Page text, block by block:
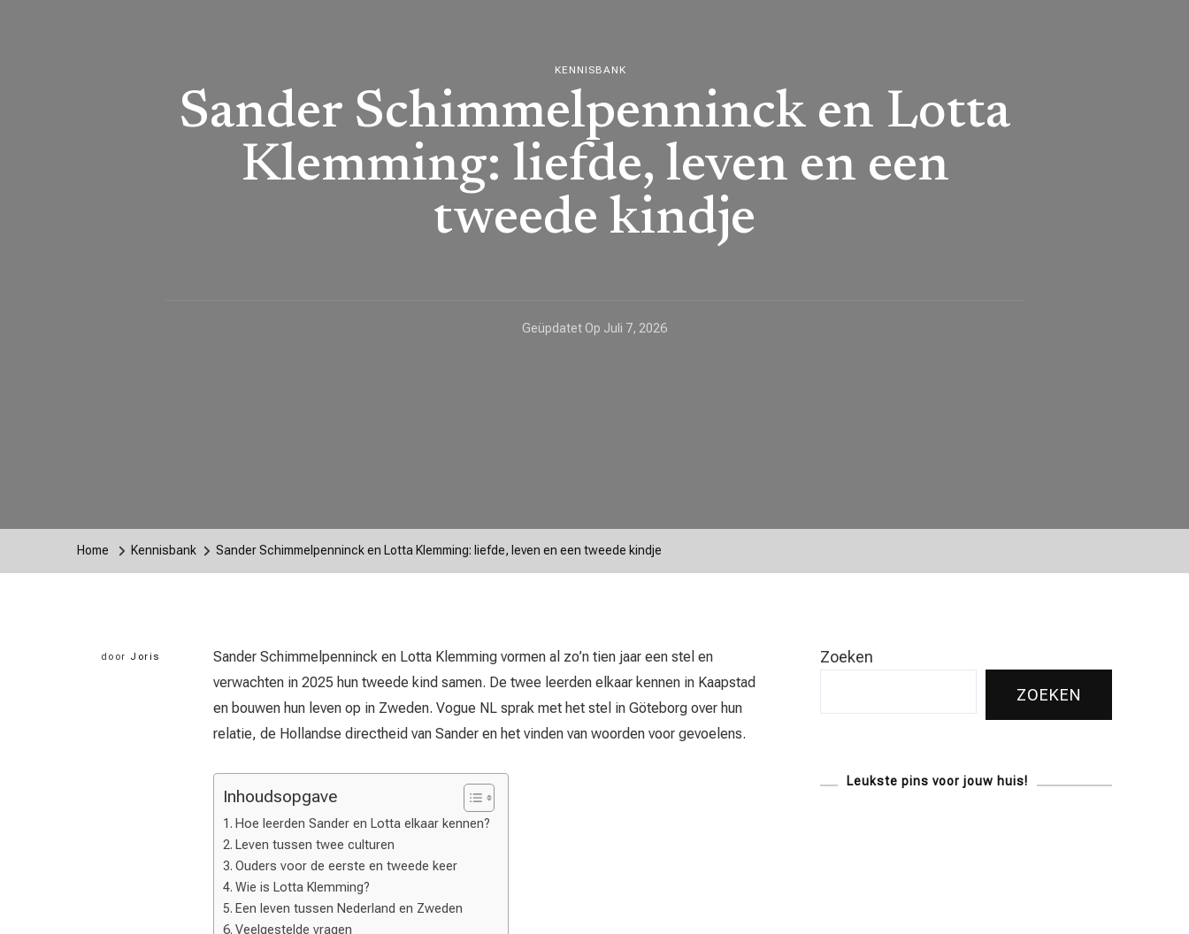
KENNISBANK
Sander Schimmelpenninck en Lotta
Klemming: liefde, leven en een
tweede kindje
Geüpdatet Op Juli 7, 2026
Home Kennisbank Sander Schimmelpenninck en Lotta Klemming: liefde, leven en een tweede kindje
door Joris
Sander Schimmelpenninck en Lotta Klemming vormen al zo’n tien jaar een stel en
verwachten in 2025 hun tweede kind samen. De twee leerden elkaar kennen in Kaapstad
en bouwen hun leven op in Zweden. Vogue NL sprak met het stel in Göteborg over hun
relatie, de Hollandse directheid van Sander en het vinden van woorden voor gevoelens.
Inhoudsopgave
Hoe leerden Sander en Lotta elkaar kennen?
Leven tussen twee culturen
Ouders voor de eerste en tweede keer
Wie is Lotta Klemming?
Een leven tussen Nederland en Zweden
Veelgestelde vragen
Zoeken
ZOEKEN
Leukste pins voor jouw huis!